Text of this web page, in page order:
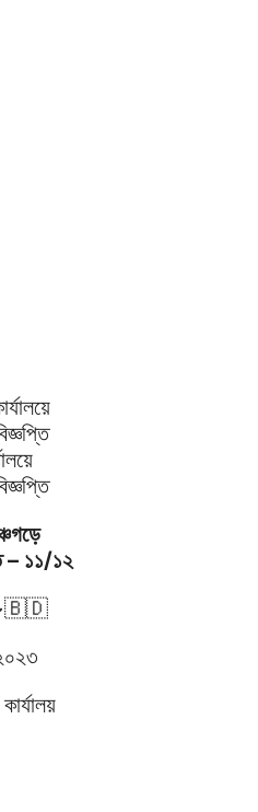
– ১১/১২
~🇧🇩